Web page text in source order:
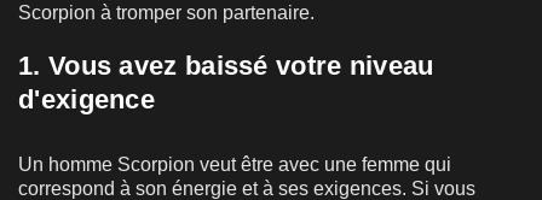
Scorpion à tromper son partenaire.
1. Vous avez baissé votre niveau
d'exigence
Un homme Scorpion veut être avec une femme qui
correspond à son énergie et à ses exigences. Si vous